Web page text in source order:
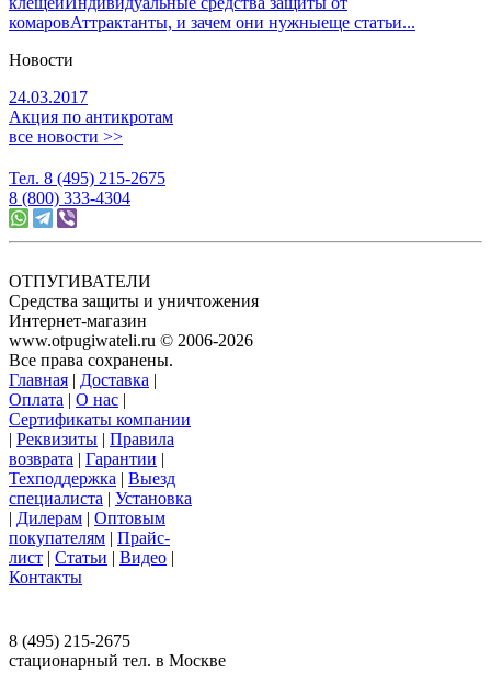
комаровАттрактанты, и зачем они нужныеще статьи...
Новости
24.03.2017
Акция по антикротам
все новости >>
Тел. 8 (495) 215-2675
8 (800) 333-4304
ОТПУГИВАТЕЛИ
Средства защиты и уничтожения
Интернет-магазин
www.otpugiwateli.ru © 2006-2026
Все права сохранены.
Главная | Доставка |
Оплата | О нас |
Сертификаты компании
| Реквизиты | Правила
возврата | Гарантии |
Техподдержка | Выезд
специалиста | Установка
| Дилерам | Оптовым
покупателям | Прайс-
лист | Статьи | Видео |
Контакты
8 (495) 215-2675
стационарный тел. в Москве